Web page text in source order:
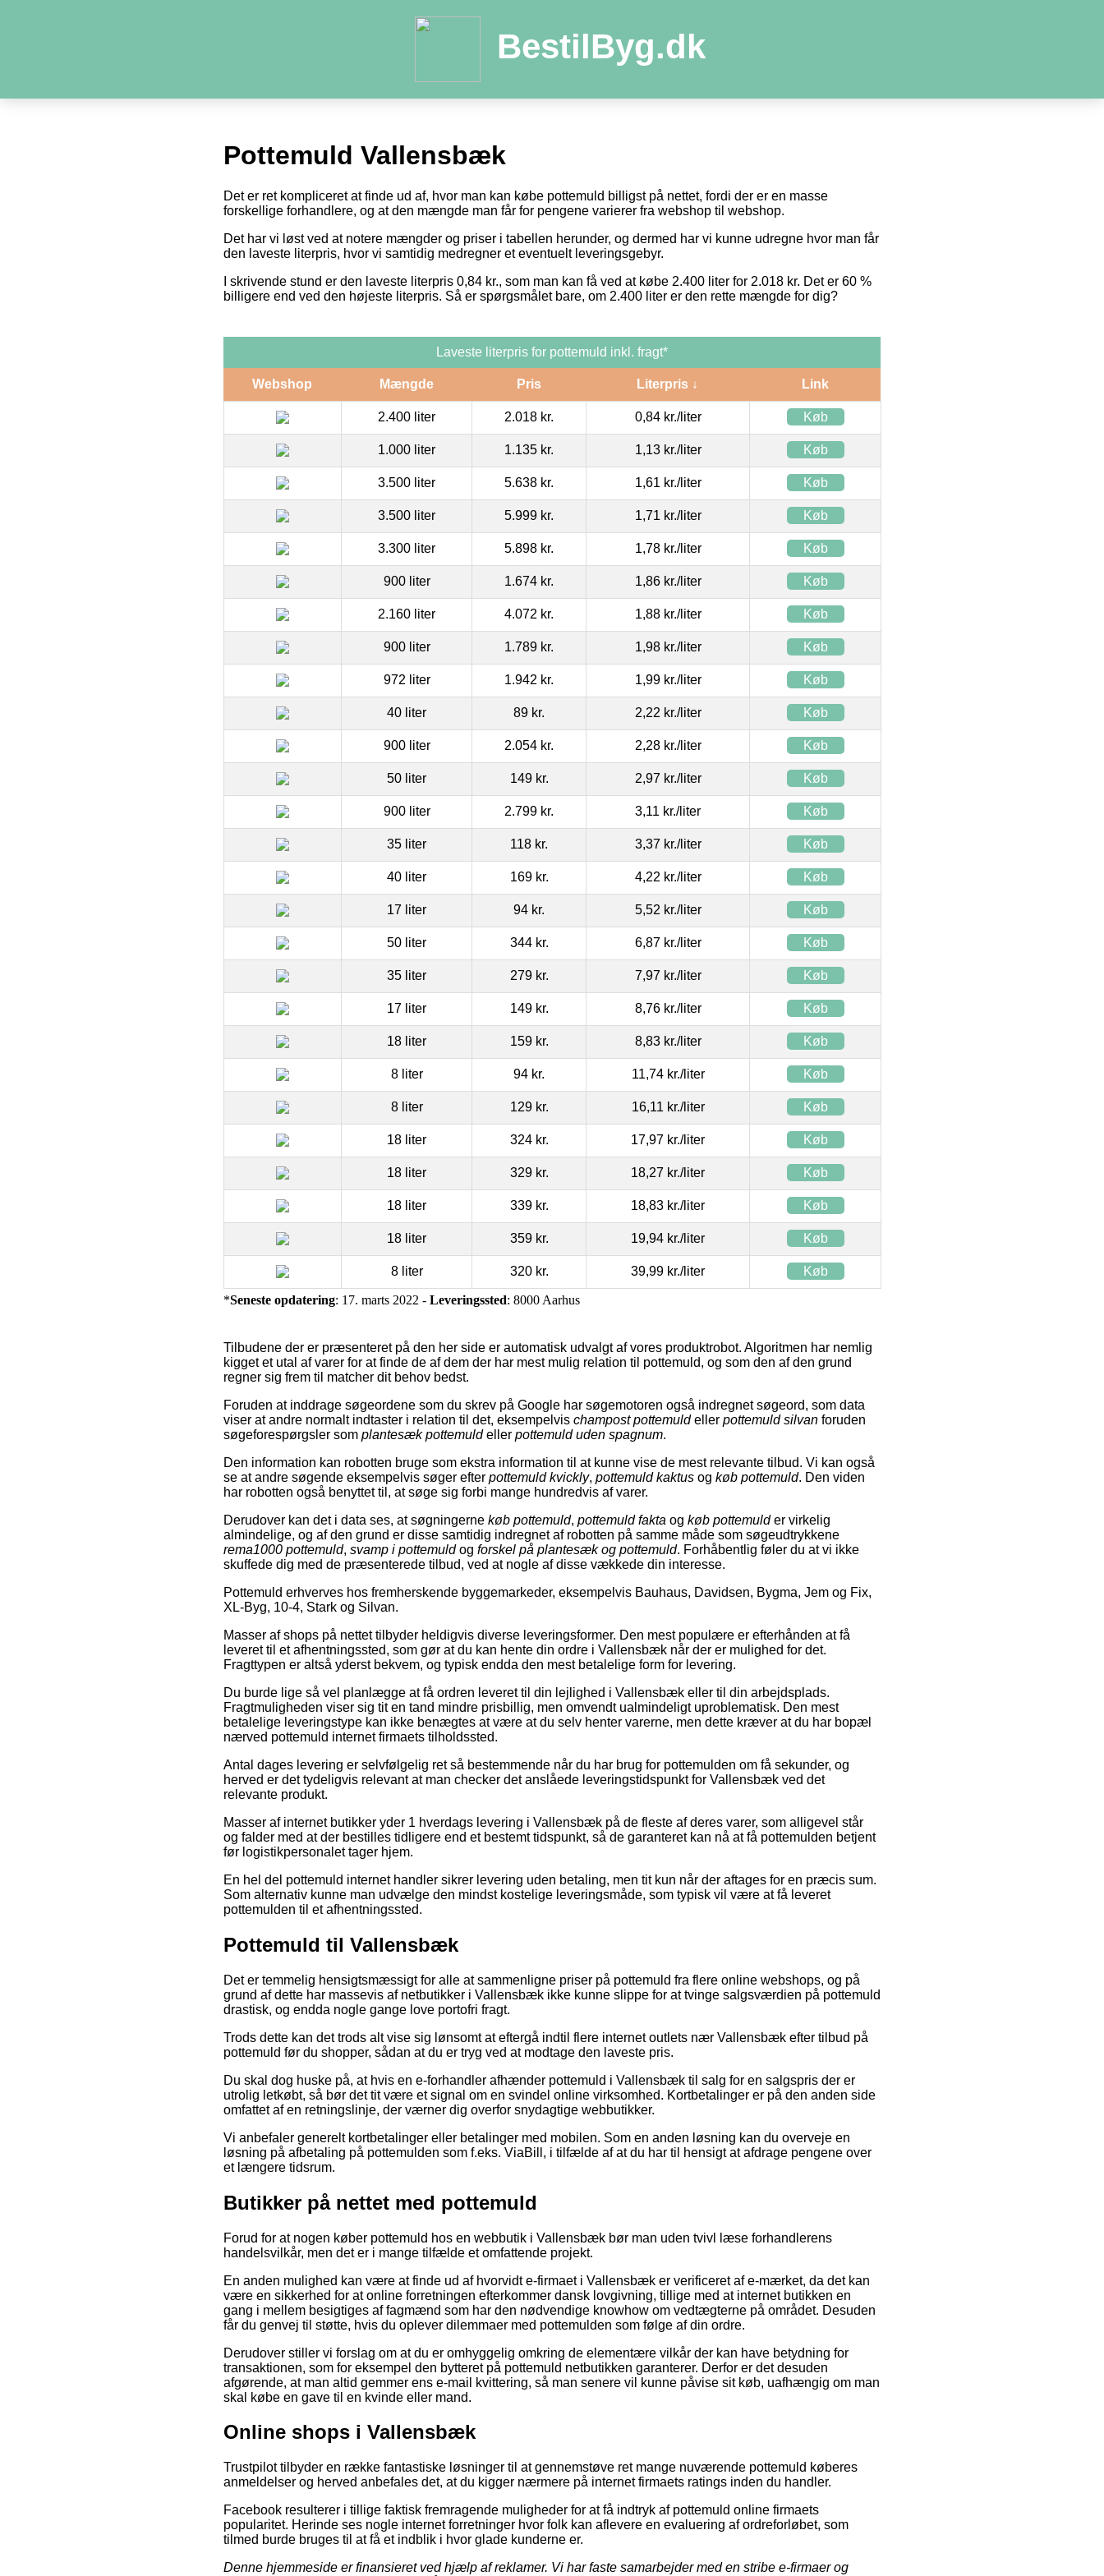
BestilByg.dk
Pottemuld Vallensbæk
Det er ret kompliceret at finde ud af, hvor man kan købe pottemuld billigst på nettet, fordi der er en masse
forskellige forhandlere, og at den mængde man får for pengene varierer fra webshop til webshop.
Det har vi løst ved at notere mængder og priser i tabellen herunder, og dermed har vi kunne udregne hvor man får
den laveste literpris, hvor vi samtidig medregner et eventuelt leveringsgebyr.
I skrivende stund er den laveste literpris 0,84 kr., som man kan få ved at købe 2.400 liter for 2.018 kr. Det er 60 %
billigere end ved den højeste literpris. Så er spørgsmålet bare, om 2.400 liter er den rette mængde for dig?
Laveste literpris for pottemuld inkl. fragt*
Webshop Mængde Pris Literpris ↓ Link
2.400 liter 2.018 kr. 0,84 kr./liter Køb
1.000 liter 1.135 kr. 1,13 kr./liter Køb
3.500 liter 5.638 kr. 1,61 kr./liter Køb
3.500 liter 5.999 kr. 1,71 kr./liter Køb
3.300 liter 5.898 kr. 1,78 kr./liter Køb
900 liter 1.674 kr. 1,86 kr./liter Køb
2.160 liter 4.072 kr. 1,88 kr./liter Køb
900 liter 1.789 kr. 1,98 kr./liter Køb
972 liter 1.942 kr. 1,99 kr./liter Køb
40 liter 89 kr. 2,22 kr./liter Køb
900 liter 2.054 kr. 2,28 kr./liter Køb
50 liter 149 kr. 2,97 kr./liter Køb
900 liter 2.799 kr. 3,11 kr./liter Køb
35 liter 118 kr. 3,37 kr./liter Køb
40 liter 169 kr. 4,22 kr./liter Køb
17 liter 94 kr. 5,52 kr./liter Køb
50 liter 344 kr. 6,87 kr./liter Køb
35 liter 279 kr. 7,97 kr./liter Køb
17 liter 149 kr. 8,76 kr./liter Køb
18 liter 159 kr. 8,83 kr./liter Køb
8 liter 94 kr. 11,74 kr./liter Køb
8 liter 129 kr. 16,11 kr./liter Køb
18 liter 324 kr. 17,97 kr./liter Køb
18 liter 329 kr. 18,27 kr./liter Køb
18 liter 339 kr. 18,83 kr./liter Køb
18 liter 359 kr. 19,94 kr./liter Køb
8 liter 320 kr. 39,99 kr./liter Køb
*Seneste opdatering: 17. marts 2022 - Leveringssted: 8000 Aarhus
Tilbudene der er præsenteret på den her side er automatisk udvalgt af vores produktrobot. Algoritmen har nemlig
kigget et utal af varer for at finde de af dem der har mest mulig relation til pottemuld, og som den af den grund
regner sig frem til matcher dit behov bedst.
Foruden at inddrage søgeordene som du skrev på Google har søgemotoren også indregnet søgeord, som data
viser at andre normalt indtaster i relation til det, eksempelvis champost pottemuldeller pottemuld silvan foruden
søgeforespørgsler som plantesæk pottemuldeller pottemuld uden spagnum.
Den information kan robotten bruge som ekstra information til at kunne vise de mest relevante tilbud. Vi kan også
se at andre søgende eksempelvis søger efter pottemuld kvickly, pottemuld kaktus og køb pottemuld. Den viden
har robotten også benyttet til, at søge sig forbi mange hundredvis af varer.
Derudover kan det i data ses, at søgningerne køb pottemuld, pottemuld fakta og køb pottemulder virkelig
almindelige, og af den grund er disse samtidig indregnet af robotten på samme måde som søgeudtrykkene
rema1000 pottemuld, svamp i pottemuldog forskel på plantesæk og pottemuld. Forhåbentlig føler du at vi ikke
skuffede dig med de præsenterede tilbud, ved at nogle af disse vækkede din interesse.
Pottemuld erhverves hos fremherskende byggemarkeder, eksempelvis Bauhaus, Davidsen, Bygma, Jem og Fix,
XL-Byg, 10-4, Stark og Silvan.
Masser af shops på nettet tilbyder heldigvis diverse leveringsformer. Den mest populære er efterhånden at få
leveret til et afhentningssted, som gør at du kan hente din ordre i Vallensbæk når der er mulighed for det.
Fragttypen er altså yderst bekvem, og typisk endda den mest betalelige form for levering.
Du burde lige så vel planlægge at få ordren leveret til din lejlighed i Vallensbæk eller til din arbejdsplads.
Fragtmuligheden viser sig tit en tand mindre prisbillig, men omvendt ualmindeligt uproblematisk. Den mest
betalelige leveringstype kan ikke benægtes at være at du selv henter varerne, men dette kræver at du har bopæl
nærved pottemuld internet firmaets tilholdssted.
Antal dages levering er selvfølgelig ret så bestemmende når du har brug for pottemulden om få sekunder, og
herved er det tydeligvis relevant at man checker det anslåede leveringstidspunkt for Vallensbæk ved det
relevante produkt.
Masser af internet butikker yder 1 hverdags levering i Vallensbæk på de fleste af deres varer, som alligevel står
og falder med at der bestilles tidligere end et bestemt tidspunkt, så de garanteret kan nå at få pottemulden betjent
før logistikpersonalet tager hjem.
En hel del pottemuld internet handler sikrer levering uden betaling, men tit kun når der aftages for en præcis sum.
Som alternativ kunne man udvælge den mindst kostelige leveringsmåde, som typisk vil være at få leveret
pottemulden til et afhentningssted.
Pottemuld til Vallensbæk
Det er temmelig hensigtsmæssigt for alle at sammenligne priser på pottemuld fra flere online webshops, og på
grund af dette har massevis af netbutikker i Vallensbæk ikke kunne slippe for at tvinge salgsværdien på pottemuld
drastisk, og endda nogle gange love portofri fragt.
Trods dette kan det trods alt vise sig lønsomt at eftergå indtil flere internet outlets nær Vallensbæk efter tilbud på
pottemuld før du shopper, sådan at du er tryg ved at modtage den laveste pris.
Du skal dog huske på, at hvis en e-forhandler afhænder pottemuld i Vallensbæk til salg for en salgspris der er
utrolig letkøbt, så bør det tit være et signal om en svindel online virksomhed. Kortbetalinger er på den anden side
omfattet af en retningslinje, der værner dig overfor snydagtige webbutikker.
Vi anbefaler generelt kortbetalinger eller betalinger med mobilen. Som en anden løsning kan du overveje en
løsning på afbetaling på pottemulden som f.eks. ViaBill, i tilfælde af at du har til hensigt at afdrage pengene over
et længere tidsrum.
Butikker på nettet med pottemuld
Forud for at nogen køber pottemuld hos en webbutik i Vallensbæk bør man uden tvivl læse forhandlerens
handelsvilkår, men det er i mange tilfælde et omfattende projekt.
En anden mulighed kan være at finde ud af hvorvidt e-firmaet i Vallensbæk er verificeret af e-mærket, da det kan
være en sikkerhed for at online forretningen efterkommer dansk lovgivning, tillige med at internet butikken en
gang i mellem besigtiges af fagmænd som har den nødvendige knowhow om vedtægterne på området. Desuden
får du genvej til støtte, hvis du oplever dilemmaer med pottemulden som følge af din ordre.
Derudover stiller vi forslag om at du er omhyggelig omkring de elementære vilkår der kan have betydning for
transaktionen, som for eksempel den bytteret på pottemuld netbutikken garanterer. Derfor er det desuden
afgørende, at man altid gemmer ens e-mail kvittering, så man senere vil kunne påvise sit køb, uafhængig om man
skal købe en gave til en kvinde eller mand.
Online shops i Vallensbæk
Trustpilot tilbyder en række fantastiske løsninger til at gennemstøve ret mange nuværende pottemuld køberes
anmeldelser og herved anbefales det, at du kigger nærmere på internet firmaets ratings inden du handler.
Facebook resulterer i tillige faktisk fremragende muligheder for at få indtryk af pottemuld online firmaets
popularitet. Herinde ses nogle internet forretninger hvor folk kan aflevere en evaluering af ordreforløbet, som
tilmed burde bruges til at få et indblik i hvor glade kunderne er.
Denne hjemmeside er finansieret ved hjælp af reklamer. Vi har faste samarbejder med en stribe e-firmaer og